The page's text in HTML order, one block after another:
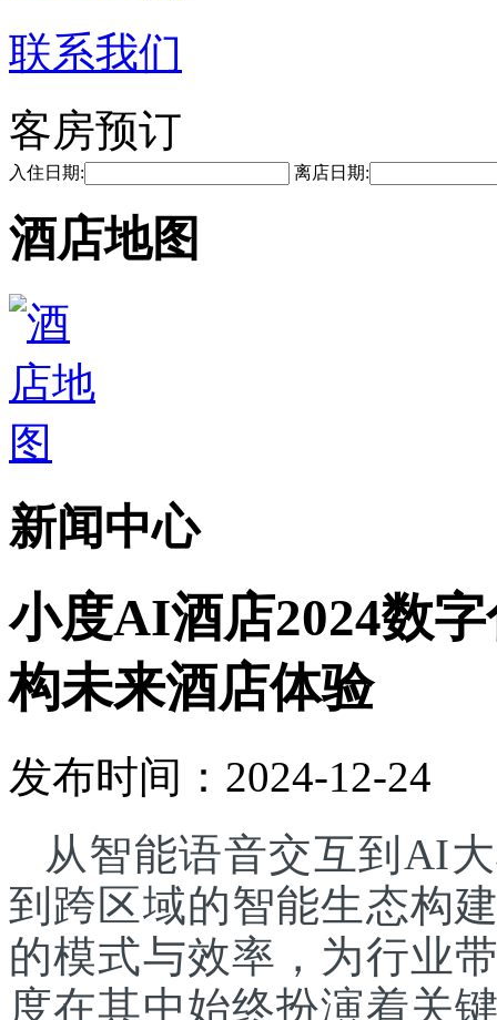
联系我们
客房预订
入住日期: 离店日期:
酒店地图
新闻中心
小度AI酒店2024数
构未来酒店体验
发布时间：2024-12-24
从智能语音交互到AI
到跨区域的智能生态构
的模式与效率，为行业
度在其中始终扮演着关